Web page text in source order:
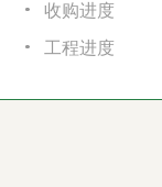
收购进度
工程进度